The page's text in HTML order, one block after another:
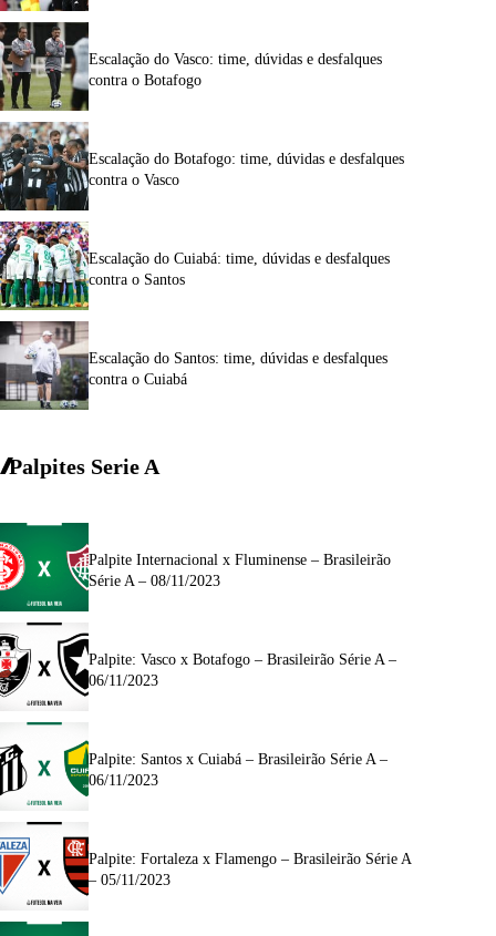
Escalação do Vasco: time, dúvidas e desfalques
contra o Botafogo
Escalação do Botafogo: time, dúvidas e desfalques
contra o Vasco
Escalação do Cuiabá: time, dúvidas e desfalques
contra o Santos
Escalação do Santos: time, dúvidas e desfalques
contra o Cuiabá
Palpites Serie A
Palpite Internacional x Fluminense – Brasileirão
Série A – 08/11/2023
Palpite: Vasco x Botafogo – Brasileirão Série A –
06/11/2023
Palpite: Santos x Cuiabá – Brasileirão Série A –
06/11/2023
Palpite: Fortaleza x Flamengo – Brasileirão Série A
– 05/11/2023